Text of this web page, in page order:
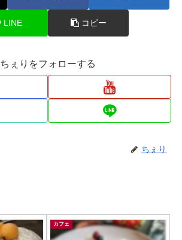
LINE コピー
ちぇりをフォローする
ちぇり
カフェ